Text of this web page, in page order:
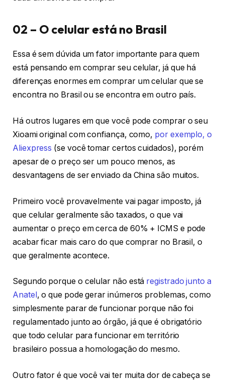
02 – O celular está no Brasil
Essa é sem dúvida um fator importante para quem
está pensando em comprar seu celular, já que há
diferenças enormes em comprar um celular que se
encontra no Brasil ou se encontra em outro país.
Há outros lugares em que você pode comprar o seu
Xioami original com confiança, como, por exemplo, o
Aliexpress (se você tomar certos cuidados), porém
apesar de o preço ser um pouco menos, as
desvantagens de ser enviado da China são muitos.
Primeiro você provavelmente vai pagar imposto, já
que celular geralmente são taxados, o que vai
aumentar o preço em cerca de 60% + ICMS e pode
acabar ficar mais caro do que comprar no Brasil, o
que geralmente acontece.
Segundo porque o celular não está registrado junto a
Anatel, o que pode gerar inúmeros problemas, como
simplesmente parar de funcionar porque não foi
regulamentado junto ao órgão, já que é obrigatório
que todo celular para funcionar em território
brasileiro possua a homologação do mesmo.
Outro fator é que você vai ter muita dor de cabeça se